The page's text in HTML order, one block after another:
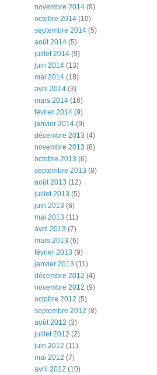
novembre 2014 (9)
octobre 2014 (10)
septembre 2014 (5)
août 2014 (5)
juillet 2014 (9)
juin 2014 (13)
mai 2014 (18)
avril 2014 (3)
mars 2014 (16)
février 2014 (9)
janvier 2014 (9)
décembre 2013 (4)
novembre 2013 (8)
octobre 2013 (6)
septembre 2013 (8)
août 2013 (12)
juillet 2013 (5)
juin 2013 (6)
mai 2013 (11)
avril 2013 (7)
mars 2013 (6)
février 2013 (9)
janvier 2013 (11)
décembre 2012 (4)
novembre 2012 (9)
octobre 2012 (5)
septembre 2012 (8)
août 2012 (3)
juillet 2012 (2)
juin 2012 (11)
mai 2012 (7)
avril 2012 (10)